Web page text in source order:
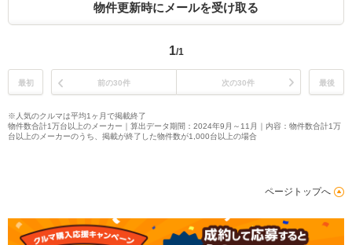
物件更新時にメールを受け取る
1/1
最初 前の30件 次の30件 最後
※人気のクルマは平均1ヶ月で掲載終了
物件数合計1万台以上のメーカー｜算出データ期間：2024年9月～11月｜内容：物件数合計1万
台以上のメーカーのうち、掲載が終了した物件数が1,000台以上の場合
ページトップへ